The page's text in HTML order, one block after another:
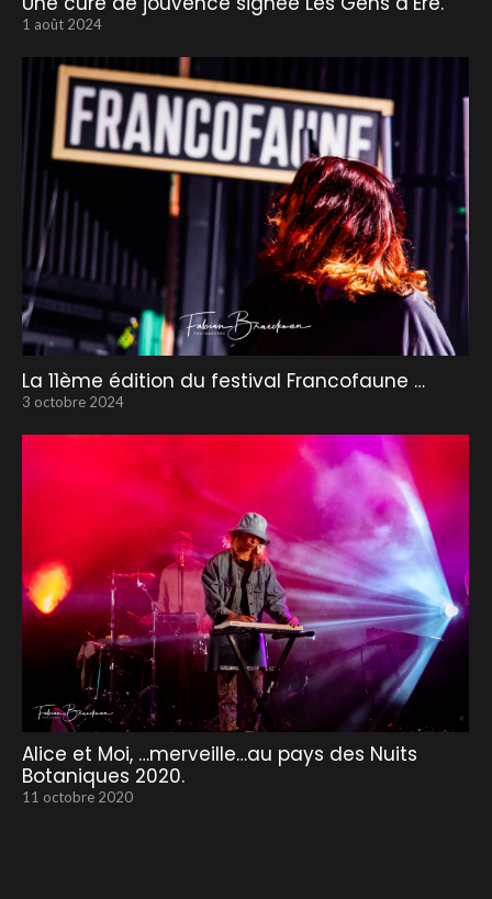
1 août 2024
La 11ème édition du festival Francofaune …
3 octobre 2024
Alice et Moi, …merveille…au pays des Nuits
Botaniques 2020.
11 octobre 2020